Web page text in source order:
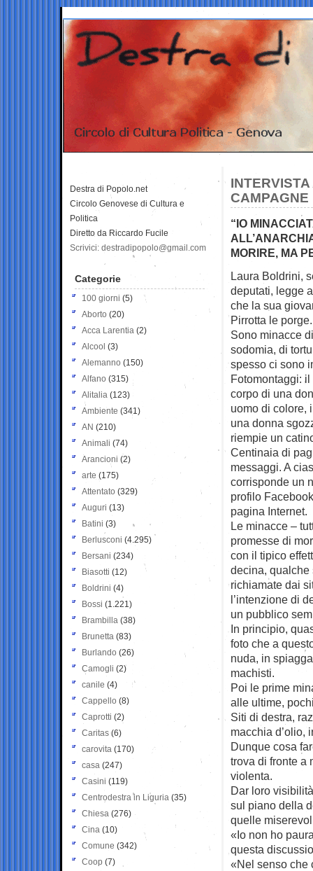
CAMPAGNE
“IO
MORIRE, MA
Laura Boldrini,
deputati, legge
che la sua
Pirrotta le porge.
Sono minacce
sodomia, di
spesso ci sono
Fotomontaggi:
corpo di una
uomo di colore,
una donna
riempie un
Centinaia di
messaggi. A
corrisponde un
profilo
pagina Internet.
Le minacce –
promesse di
con il tipico
decina, qualche
richiamate dai
l’intenzione di
un pubblico
In principio,
foto che a
nuda, in
machisti.
Poi le prime
alle ultime,
Siti di destra,
macchia d’olio,
Dunque cosa
trova di fronte a
violenta.
Dar loro
sul piano della
quelle
«Io non ho
questa
«Nel senso che
Destra di Popolo.net
Circolo Genovese di Cultura e
Politica
Diretto da Riccardo Fucile
Scrivici: destradipopolo@gmail.com
Categorie
100 giorni (5)
Aborto (20)
Acca Larentia (2)
Alcool (3)
Alemanno (150)
Alfano (315)
Alitalia (123)
Ambiente (341)
AN (210)
Animali (74)
Arancioni (2)
arte (175)
Attentato (329)
Auguri (13)
Batini (3)
Berlusconi (4.295)
Bersani (234)
Biasotti (12)
Boldrini (4)
Bossi (1.221)
Brambilla (38)
Brunetta (83)
Burlando (26)
Camogli (2)
canile (4)
Cappello (8)
Caprotti (2)
Caritas (6)
carovita (170)
casa (247)
Casini (119)
Centrodestra in Liguria (35)
Chiesa (276)
Cina (10)
Comune (342)
Coop (7)